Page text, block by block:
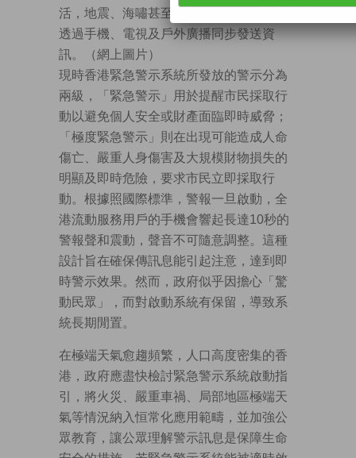
活，地震、海嘯甚至是導彈威脅，系統會
透過手機、電視及戶外廣播同步發送資
訊。（網上圖片）
現時香港緊急警示系統所發放的警示分為
兩級，「緊急警示」用於提醒市民採取行
動以避免個人安全或財產面臨即時威脅；
「極度緊急警示」則在出現可能造成人命
傷亡、嚴重人身傷害及大規模財物損失的
明顯及即時危險，要求市民立即採取行
動。根據照國際標準，警報一旦啟動，全
港流動服務用戶的手機會響起長達10秒的
警報聲和震動，聲音不可隨意調整。這種
設計旨在確保傳訊息能引起注意，達到即
時警示效果。然而，政府似乎因擔心「驚
動民眾」，而對啟動系統有保留，導致系
統長期閒置。
在極端天氣愈趨頻繁，人口高度密集的香
港，政府應盡快檢討緊急警示系統啟動指
引，將火災、嚴重車禍、局部地區極端天
氣等情況納入恒常化應用範疇，並加強公
眾教育，讓公眾理解警示訊息是保障生命